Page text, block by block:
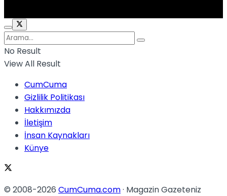
No Result
View All Result
CumCuma
Gizlilik Politikası
Hakkımızda
İletişim
İnsan Kaynakları
Künye
© 2008-2026 CumCuma.com· Magazin Gazeteniz